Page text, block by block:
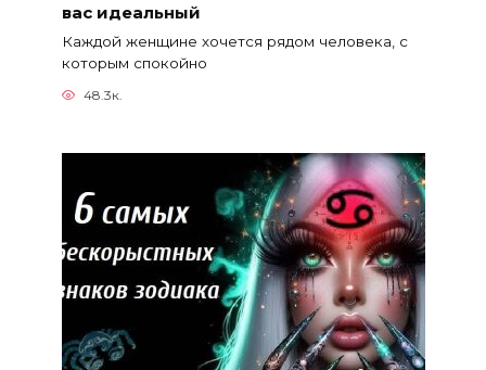
вас идеальный
Каждой женщине хочется рядом человека, с
которым спокойно
48.3к.